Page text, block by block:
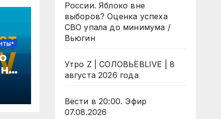
России. Яблоко вне
выборов? Оценка успеха
СВО упала до минимума /
Вьюгин
Утро Z | СОЛОВЬЁВLIVE | 8
августа 2026 года
Вести в 20:00. Эфир
07.08.2026